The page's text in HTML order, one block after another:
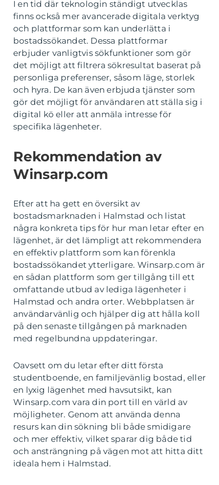
I en tid där teknologin ständigt utvecklas
finns också mer avancerade digitala verktyg
och plattformar som kan underlätta i
bostadssökandet. Dessa plattformar
erbjuder vanligtvis sökfunktioner som gör
det möjligt att filtrera sökresultat baserat på
personliga preferenser, såsom läge, storlek
och hyra. De kan även erbjuda tjänster som
gör det möjligt för användaren att ställa sig i
digital kö eller att anmäla intresse för
specifika lägenheter.
Rekommendation av
Winsarp.com
Efter att ha gett en översikt av
bostadsmarknaden i Halmstad och listat
några konkreta tips för hur man letar efter en
lägenhet, är det lämpligt att rekommendera
en effektiv plattform som kan förenkla
bostadssökandet ytterligare. Winsarp.com är
en sådan plattform som ger tillgång till ett
omfattande utbud av lediga lägenheter i
Halmstad och andra orter. Webbplatsen är
användarvänlig och hjälper dig att hålla koll
på den senaste tillgången på marknaden
med regelbundna uppdateringar.
Oavsett om du letar efter ditt första
studentboende, en familjevänlig bostad, eller
en lyxig lägenhet med havsutsikt, kan
Winsarp.com vara din port till en värld av
möjligheter. Genom att använda denna
resurs kan din sökning bli både smidigare
och mer effektiv, vilket sparar dig både tid
och ansträngning på vägen mot att hitta ditt
ideala hem i Halmstad.